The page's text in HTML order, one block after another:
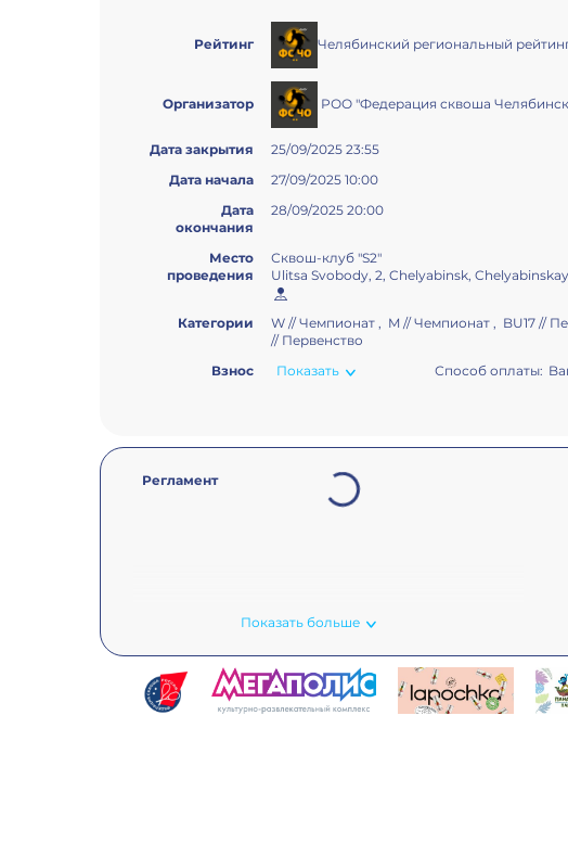
Рейтинг Челябинский региональный
Организатор РОО "Федерация сквоша
Дата закрытия
25/09/2025 23:55
Дата начала
27/09/2025 10:00
Дата
окончания
28/09/2025 20:00
Место
проведения
Сквош-клуб "S2"
Ulitsa Svobody, 2, Chelyabinsk,
Категории
W // Чемпионат , M // Чемпионат , BU17 //
// Первенство
Взнос
Показать Способ оплаты:
Регламент Loading...
Показать больше